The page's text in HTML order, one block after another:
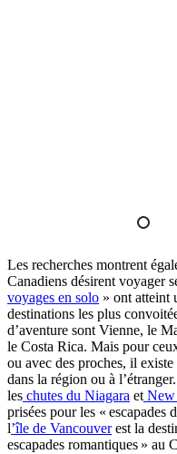
Les recherches montrent
Canadiens désirent voyager
voyages en solo » ont atteint
destinations les plus
d’aventure sont Vienne, le
le Costa Rica. Mais pour
ou avec des proches, il
dans la région ou à
les chutes du Niagara et
prisées pour les « escapades
l’île de Vancouverest la
escapades romantiques » au